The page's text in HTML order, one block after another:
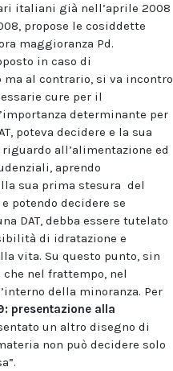
italiani già nell’aprile 2008
propose le cosiddette
maggioranza Pd.
in caso di
al contrario, si va incontro
cure per il
determinante per
poteva decidere e la sua
all’alimentazione ed
aprendo
sua prima stesura del
potendo decidere se
DAT, debba essere tutelato
di idratazione e
vita. Su questo punto, sin
nel frattempo, nel
della minoranza. Per
presentazione alla
un altro disegno di
non può decidere solo